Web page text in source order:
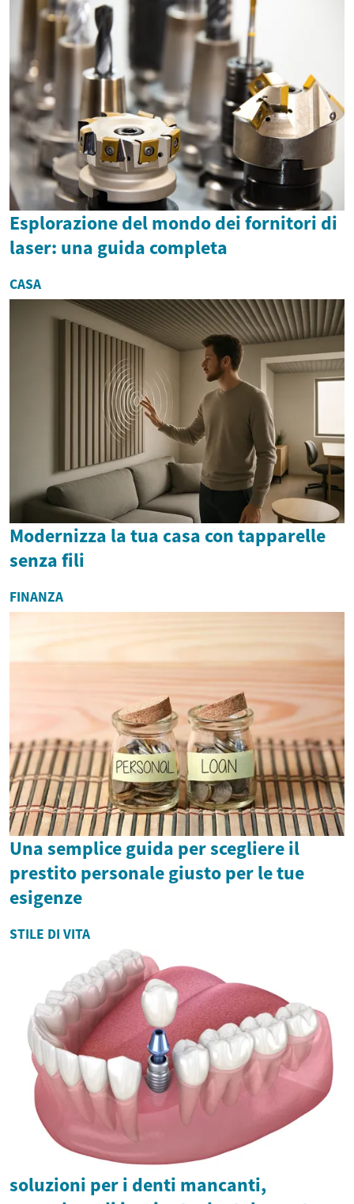
Esplorazione del mondo dei fornitori di
laser: una guida completa
CASA
Modernizza la tua casa con tapparelle
senza fili
FINANZA
Una semplice guida per scegliere il
prestito personale giusto per le tue
esigenze
STILE DI VITA
soluzioni per i denti mancanti,